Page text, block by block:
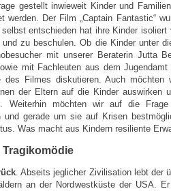
gestellt inwieweit Kinder und
werden. Der Film „Captain Fantastic“
entschieden hat ihre Kinder isoliert
zu beschulen. Ob die Kinder unter
mit unserer Beraterin Jutta
mit Fachleuten aus dem
des Filmes diskutieren. Auch möchten
der Eltern auf die Kinder auswirken
Weiterhin möchten wir auf die
und gerade um sie auf Krisen
Was macht aus Kindern resiliente
Tragikomödie
. Abseits jeglicher Zivilisation lebt der
an der Nordwestküste der USA.